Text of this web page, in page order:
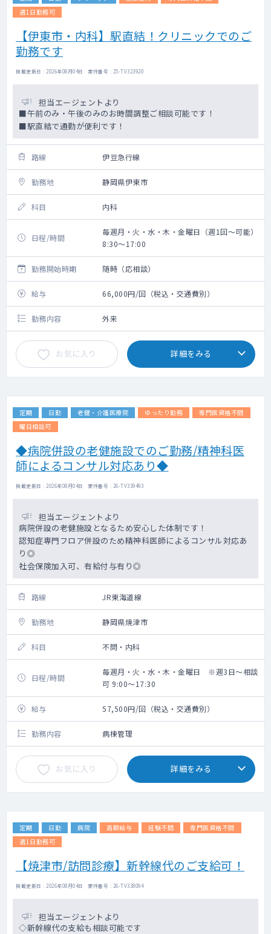
週1日勤務可
【伊東市・内科】駅直結！クリニックでのご
勤務です
掲載更新日 : 2026年08月04日 案件番号 : 25-TV323920
担当エージェントより
■午前のみ・午後のみのお時間調整ご相談可能です！
■駅直結で通勤が便利です！
路線 伊豆急行線
勤務地 静岡県伊東市
科目 内科
日程/時間
毎週月・火・水・木・金曜日（週1回～可能）
8:30～17:00
勤務開始時期 随時（応相談）
給与 66,000円/回（税込・交通費別）
勤務内容 外来
お気に入り 詳細をみる
定期 日勤 老健・介護医療院 ゆったり勤務
専門医資格不問
曜日相談可
◆病院併設の老健施設でのご勤務/精神科医
師によるコンサル対応あり◆
掲載更新日 : 2026年08月04日 案件番号 : 26-TV339493
担当エージェントより
病院併設の老健施設となるため安心した体制です！
認知症専門フロア併設のため精神科医師によるコンサル対応あ
り◎
社会保険加入可、有給付与有り◎
路線 JR東海道線
勤務地 静岡県焼津市
科目 不問・内科
日程/時間
毎週月・火・水・木・金曜日 ※週3日～相談
可 9:00～17:30
給与 57,500円/回（税込・交通費別）
勤務内容 病棟管理
お気に入り 詳細をみる
定期 日勤 病院 高額給与 経験不問
専門医資格不問
週1日勤務可
【焼津市/訪問診療】新幹線代のご支給可！
掲載更新日 : 2026年08月04日 案件番号 : 26-TV338094
担当エージェントより
◇新幹線代の支給も相談可能です